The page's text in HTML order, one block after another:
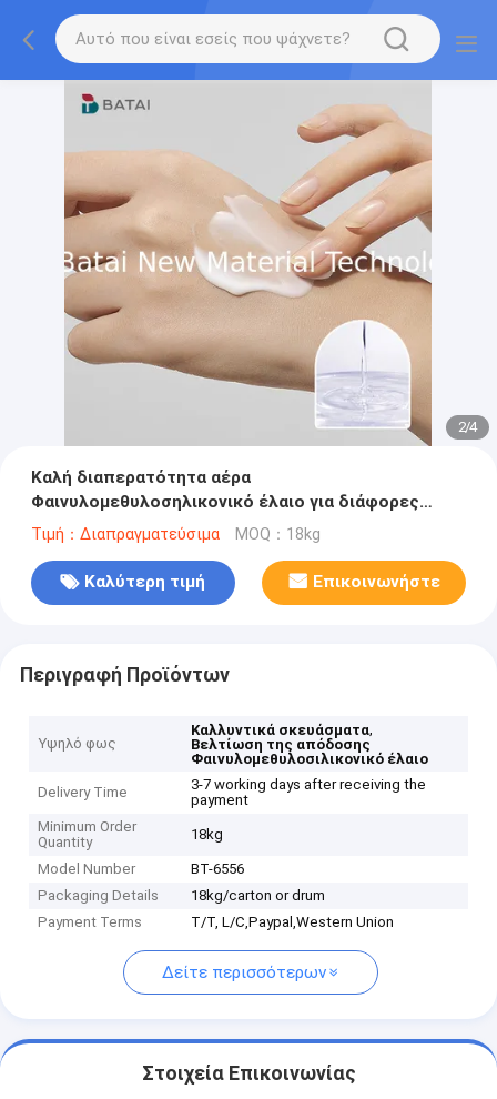
2/4
Καλή διαπερατότητα αέρα
Φαινυλομεθυλοσηλικονικό έλαιο για διάφορες
καλλυντικές συνταγές και βελτίωση της απόδοσης
Τιμή：Διαπραγματεύσιμα MOQ：18kg
Καλύτερη τιμή Επικοινωνήστε
Περιγραφή Προϊόντων
Υψηλό φως
Καλλυντικά σκευάσματα,
Βελτίωση της απόδοσης
Φαινυλομεθυλοσιλικονικό έλαιο
Delivery Time
3-7 working days after receiving the
payment
Minimum Order
Quantity
18kg
Model Number
BT-6556
Packaging Details
18kg/carton or drum
Payment Terms
T/T, L/C,Paypal,Western Union
Δείτε περισσότερων
Στοιχεία Επικοινωνίας